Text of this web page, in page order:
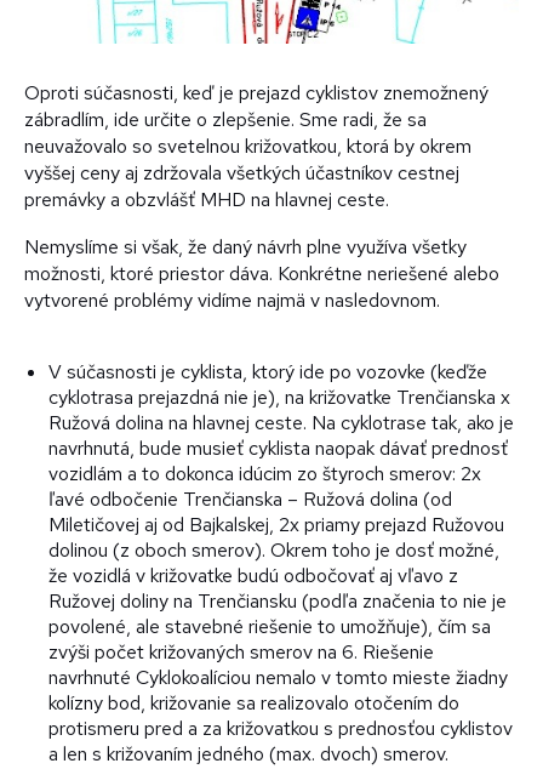
Oproti súčasnosti, keď je prejazd cyklistov znemožnený
zábradlím, ide určite o zlepšenie. Sme radi, že sa
neuvažovalo so svetelnou križovatkou, ktorá by okrem
vyššej ceny aj zdržovala všetkých účastníkov cestnej
premávky a obzvlášť MHD na hlavnej ceste.
Nemyslíme si však, že daný návrh plne využíva všetky
možnosti, ktoré priestor dáva. Konkrétne neriešené alebo
vytvorené problémy vidíme najmä v nasledovnom.
V súčasnosti je cyklista, ktorý ide po vozovke (keďže
cyklotrasa prejazdná nie je), na križovatke Trenčianska x
Ružová dolina na hlavnej ceste. Na cyklotrase tak, ako je
navrhnutá, bude musieť cyklista naopak dávať prednosť
vozidlám a to dokonca idúcim zo štyroch smerov: 2x
ľavé odbočenie Trenčianska – Ružová dolina (od
Miletičovej aj od Bajkalskej, 2x priamy prejazd Ružovou
dolinou (z oboch smerov). Okrem toho je dosť možné,
že vozidlá v križovatke budú odbočovať aj vľavo z
Ružovej doliny na Trenčiansku (podľa značenia to nie je
povolené, ale stavebné riešenie to umožňuje), čím sa
zvýši počet križovaných smerov na 6. Riešenie
navrhnuté Cyklokoalíciou nemalo v tomto mieste žiadny
kolízny bod, križovanie sa realizovalo otočením do
protismeru pred a za križovatkou s prednosťou cyklistov
a len s križovaním jedného (max. dvoch) smerov.